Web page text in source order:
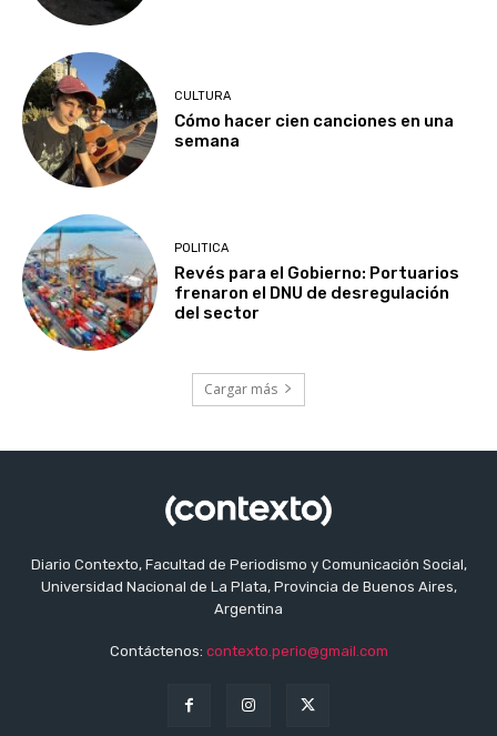
CULTURA
Cómo hacer cien canciones en una
semana
POLITICA
Revés para el Gobierno: Portuarios
frenaron el DNU de desregulación
del sector
Cargar más
Diario Contexto, Facultad de Periodismo y Comunicación Social,
Universidad Nacional de La Plata, Provincia de Buenos Aires,
Argentina
Contáctenos: contexto.perio@gmail.com